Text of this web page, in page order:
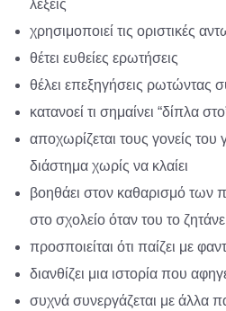
λέξεις
χρησιμοποιεί τις οριστικές
θέτει ευθείες ερωτήσεις
θέλει επεξηγήσεις ρωτώντας
κατανοεί τι σημαίνει “δίπλα
αποχωρίζεται τους γονείς του
διάστημα χωρίς να κλαίει
βοηθάει στον καθαρισμό των
στο σχολείο όταν του το ζητάνε
προσποιείται ότι παίζει με
διανθίζει μια ιστορία που
συχνά συνεργάζεται με άλλα